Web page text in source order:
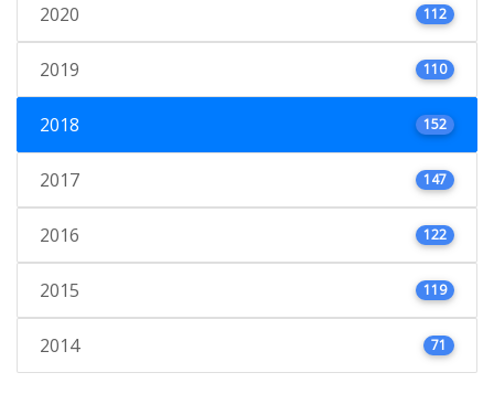
2020 112
2019 110
2018 152
2017 147
2016 122
2015 119
2014 71